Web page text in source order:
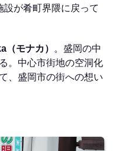
設が肴町界隈に戻って
（モナカ）
。盛岡の中
。中心市街地の空洞化
、盛岡市の街への想い